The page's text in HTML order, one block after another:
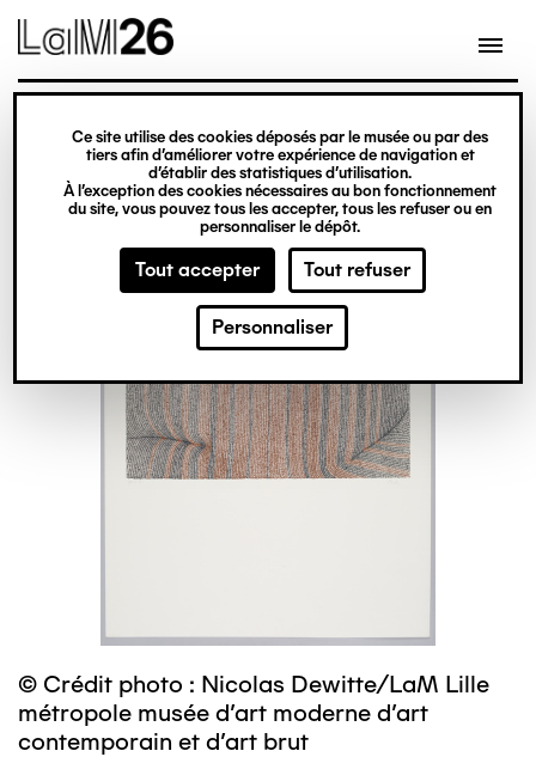
Gestion des cookies
Ce site utilise des cookies déposés par le musée ou par des
tiers afin d’améliorer votre expérience de navigation et
d’établir des statistiques d’utilisation.
À l’exception des cookies nécessaires au bon fonctionnement
du site, vous pouvez tous les accepter, tous les refuser ou en
personnaliser le dépôt.
Tout accepter Tout refuser
Personnaliser
contenu
© Crédit photo : Nicolas Dewitte/LaM Lille
métropole musée d’art moderne d’art
contemporain et d’art brut